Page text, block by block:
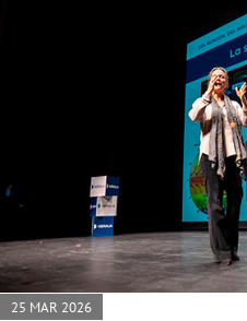
25 MAR 2026